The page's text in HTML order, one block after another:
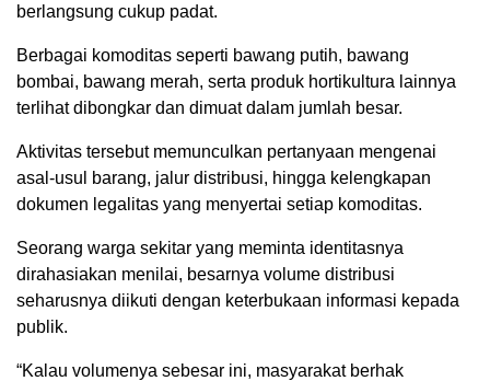
berlangsung cukup padat.
Berbagai komoditas seperti bawang putih, bawang
bombai, bawang merah, serta produk hortikultura lainnya
terlihat dibongkar dan dimuat dalam jumlah besar.
Aktivitas tersebut memunculkan pertanyaan mengenai
asal-usul barang, jalur distribusi, hingga kelengkapan
dokumen legalitas yang menyertai setiap komoditas.
Seorang warga sekitar yang meminta identitasnya
dirahasiakan menilai, besarnya volume distribusi
seharusnya diikuti dengan keterbukaan informasi kepada
publik.
“Kalau volumenya sebesar ini, masyarakat berhak